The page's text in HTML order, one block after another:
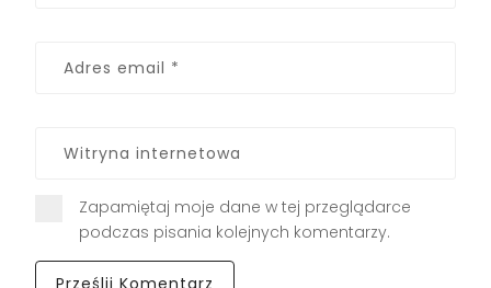
Zapamiętaj moje dane w tej przeglądarce
podczas pisania kolejnych komentarzy.